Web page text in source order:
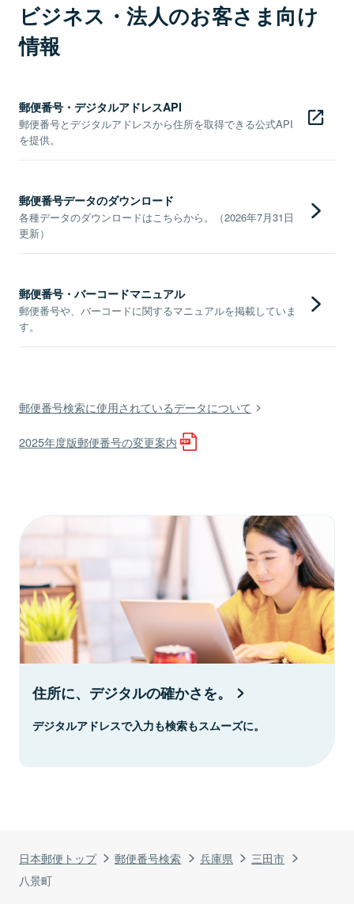
日本郵便トップ 郵便番号検索 兵庫県
三田市
八景町
ビジネス・法人のお客さま向け
情報
郵便番号・デジタルアドレスAPI
郵便番号とデジタルアドレスから住所を取得できる公式API
を提供。
郵便番号データのダウンロード
各種データのダウンロードはこちらから。（2026年7月31日
更新）
郵便番号・バーコードマニュアル
郵便番号や、バーコードに関するマニュアルを掲載していま
す。
郵便番号検索に使用されているデータについて
2025年度版郵便番号の変更案内
住所に、デジタルの確かさを。
デジタルアドレスで入力も検索もスムーズに。